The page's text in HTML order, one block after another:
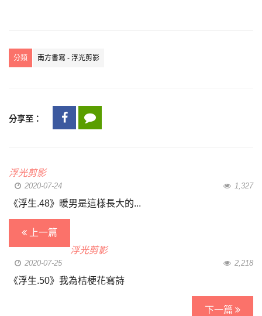
分類 南方書寫 - 浮光剪影
分享至：
浮光剪影
2020-07-24 1,327
《浮生.48》暖男是這樣長大的...
上一篇
浮光剪影
2020-07-25 2,218
《浮生.50》我為桔梗花寫詩
下一篇